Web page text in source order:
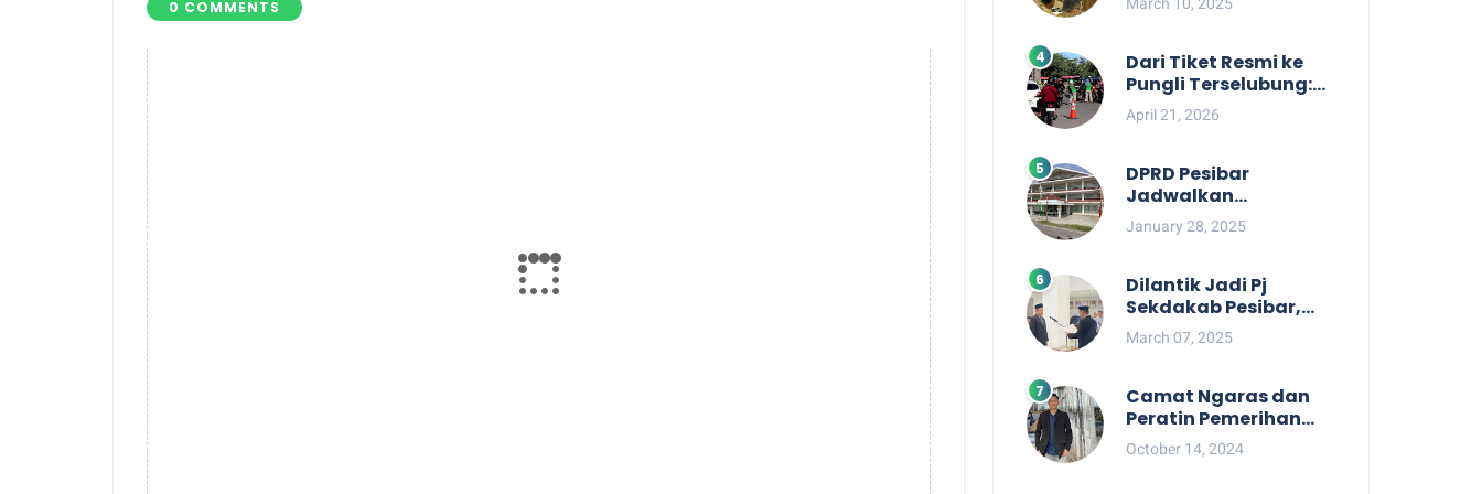
0 COMMENTS
Berpihak kepada
Rapat Koordinasi OPD
Dari Tiket Resmi ke
Pungli Terselubung:
Kisruh Rp36 Juta
Pengelolaan Tiket
Jukung
April 21, 2026
DPRD Pesibar
Jadwalkan
Pemanggilan Pihak
Pemkab Terkait Nasib
Tahun 2025
January 28, 2025
Dilantik Jadi Pj
Sekdakab Pesibar,
Tedi Zadmiko
Ternyata Punya
Gemilang
March 07, 2025
Camat Ngaras dan
Peratin Pemerihan
Diduga Terlibat
Politik Praktis,
October 14, 2024